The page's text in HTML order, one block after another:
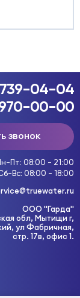
739-04-04
970-00-00
звонок
Пт: 08:00 - 21:00
Вс: 08:00 - 18:00
ООО "Гарда"
обл, Мытищи г,
ул Фабричная,
стр. 17в, офис 1.